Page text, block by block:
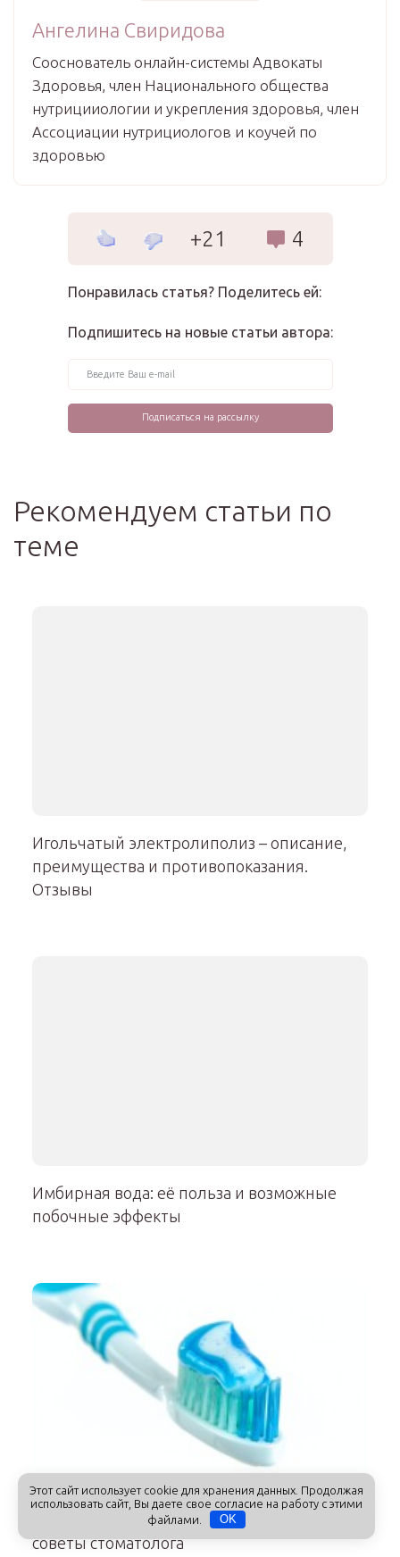
Ангелина Свиридова
Сооснователь онлайн-системы Адвокаты
Здоровья, член Национального общества
нутрицииологии и укрепления здоровья, член
Ассоциации нутрициологов и коучей по
здоровью
+21 4
Понравилась статья? Поделитесь ей:
Подпишитесь на новые статьи автора:
Рекомендуем статьи по
теме
Игольчатый электролиполиз – описание,
преимущества и противопоказания.
Отзывы
Имбирная вода: её польза и возможные
побочные эффекты
Как выбрать зубную пасту для ребёнка –
советы стоматолога
Этот сайт использует cookie для хранения данных. Продолжая
использовать сайт, Вы даете свое согласие на работу с этими
файлами.
OK